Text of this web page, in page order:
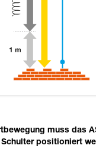
muss das
Schulter positioniert